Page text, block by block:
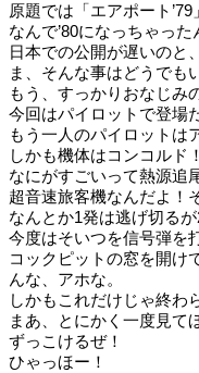
原題では「エアポート’79」
なんで’80になっちゃった
日本での公開が遅いのと
ま、そんな事はどうでも
もう、すっかりおなじみ
今回はパイロットで登場だ
もう一人のパイロットは
しかも機体はコンコルド！
なにがすごいって熱源追
超音速旅客機なんだよ！
なんとか1発は逃げ切るが
今度はそいつを信号弾を
コックピットの窓を開け
んな、アホな。
しかもこれだけじゃ終わ
まあ、とにかく一度見て
ずっこけるぜ！
ひゃっほー！